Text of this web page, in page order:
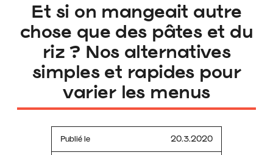
Et si on mangeait autre
chose que des pâtes et du
riz ? Nos alternatives
simples et rapides pour
varier les menus
Publié le 20.3.2020